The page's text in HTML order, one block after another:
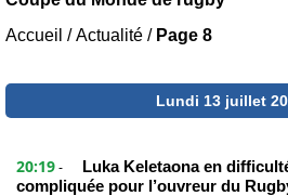
Accueil /Actualité / Page 8
Lundi 13 juillet
20:19 -
Luka Keletaona en
compliquée pour l’ouvreur du